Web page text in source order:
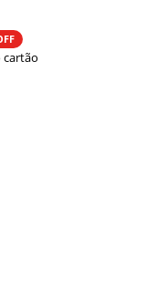
cartão